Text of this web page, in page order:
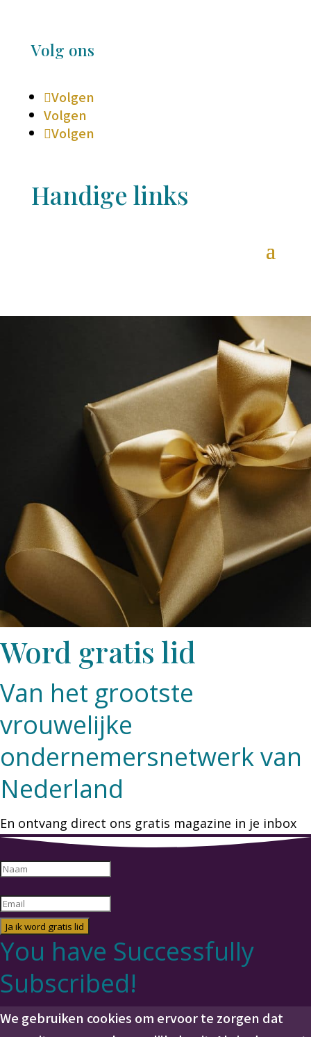
Volg ons
Volgen
Volgen
Volgen
Handige links
Word gratis lid
Van het grootste
vrouwelijke
ondernemersnetwerk van
Nederland
En ontvang direct ons gratis magazine in je inbox
Ja ik word gratis lid
You have Successfully
Subscribed!
We gebruiken cookies om ervoor te zorgen dat